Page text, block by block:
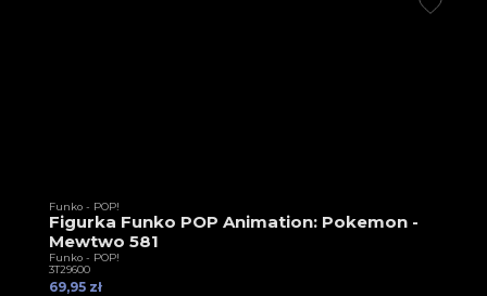
Funko - POP!
Figurka Funko POP Animation: Pokemon -
Mewtwo 581
Funko - POP!
3T29600
69,95 zł